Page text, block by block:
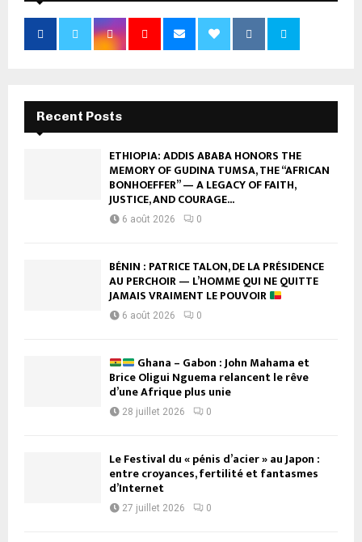
Recent Posts
ETHIOPIA: ADDIS ABABA HONORS THE
MEMORY OF GUDINA TUMSA, THE “AFRICAN
BONHOEFFER” — A LEGACY OF FAITH,
JUSTICE, AND COURAGE...
6 août 2026 0
BÉNIN : PATRICE TALON, DE LA PRÉSIDENCE
AU PERCHOIR — L’HOMME QUI NE QUITTE
JAMAIS VRAIMENT LE POUVOIR
6 août 2026 0
Ghana – Gabon : John Mahama et
Brice Oligui Nguema relancent le rêve
d’une Afrique plus unie
28 juillet 2026 0
Le Festival du « pénis d’acier » au Japon :
entre croyances, fertilité et fantasmes
d’Internet
27 juillet 2026 0